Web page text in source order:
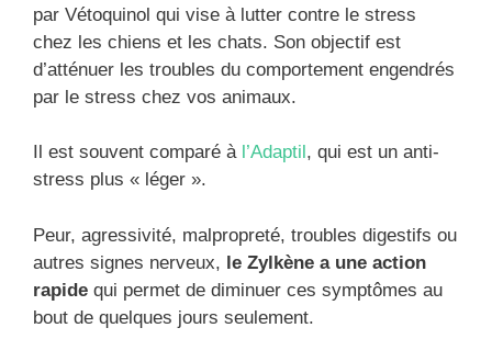
par Vétoquinol qui vise à lutter contre le stress
chez les chiens et les chats. Son objectif est
d’atténuer les troubles du comportement engendrés
par le stress chez vos animaux.
Il est souvent comparé à l’Adaptil, qui est un anti-
stress plus « léger ».
Peur, agressivité, malpropreté, troubles digestifs ou
autres signes nerveux, le Zylkène a une action
rapide qui permet de diminuer ces symptômes au
bout de quelques jours seulement.